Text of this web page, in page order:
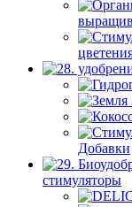
Добавки
стимуляторы